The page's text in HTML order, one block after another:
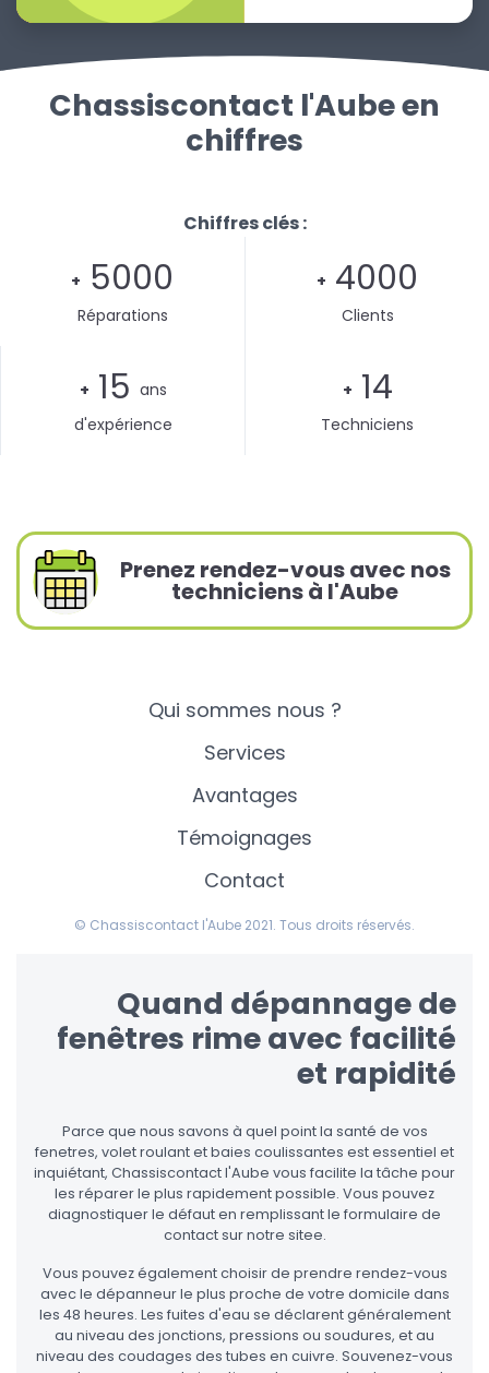
Chassiscontact l'Aube en
chiffres
Chiffres clés :
+ 5000
Réparations
+ 4000
Clients
+ 15 ans
d'expérience
+ 14
Techniciens
Prenez rendez-vous avec nos
techniciens à l'Aube
Qui sommes nous ?
Services
Avantages
Témoignages
Contact
© Chassiscontact l'Aube 2021. Tous droits réservés.
Quand dépannage de
fenêtres rime avec facilité
et rapidité
Parce que nous savons à quel point la santé de vos
fenetres, volet roulant et baies coulissantes est essentiel et
inquiétant, Chassiscontact l'Aube vous facilite la tâche pour
les réparer le plus rapidement possible. Vous pouvez
diagnostiquer le défaut en remplissant le formulaire de
contact sur notre sitee.
Vous pouvez également choisir de prendre rendez-vous
avec le dépanneur le plus proche de votre domicile dans
les 48 heures. Les fuites d'eau se déclarent généralement
au niveau des jonctions, pressions ou soudures, et au
niveau des coudages des tubes en cuivre. Souvenez-vous